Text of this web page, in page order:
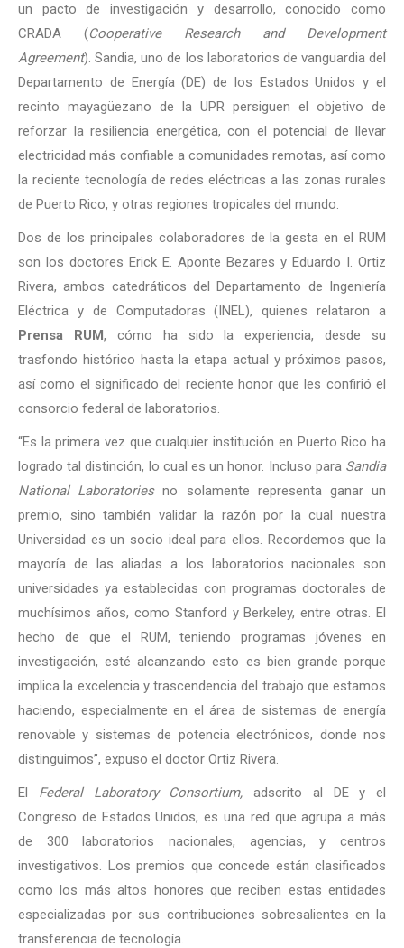
un pacto de investigación y desarrollo, conocido como
CRADA (Cooperative Research and Development
Agreement). Sandia, uno de los laboratorios de vanguardia del
Departamento de Energía (DE) de los Estados Unidos y el
recinto mayagüezano de la UPR persiguen el objetivo de
reforzar la resiliencia energética, con el potencial de llevar
electricidad más confiable a comunidades remotas, así como
la reciente tecnología de redes eléctricas a las zonas rurales
de Puerto Rico, y otras regiones tropicales del mundo.
Dos de los principales colaboradores de la gesta en el RUM
son los doctores Erick E. Aponte Bezares y Eduardo I. Ortiz
Rivera, ambos catedráticos del Departamento de Ingeniería
Eléctrica y de Computadoras (INEL), quienes relataron a
Prensa RUM, cómo ha sido la experiencia, desde su
trasfondo histórico hasta la etapa actual y próximos pasos,
así como el significado del reciente honor que les confirió el
consorcio federal de laboratorios.
“Es la primera vez que cualquier institución en Puerto Rico ha
logrado tal distinción, lo cual es un honor. Incluso para Sandia
National Laboratoriesno solamente representa ganar un
premio, sino también validar la razón por la cual nuestra
Universidad es un socio ideal para ellos. Recordemos que la
mayoría de las aliadas a los laboratorios nacionales son
universidades ya establecidas con programas doctorales de
muchísimos años, como Stanford y Berkeley, entre otras. El
hecho de que el RUM, teniendo programas jóvenes en
investigación, esté alcanzando esto es bien grande porque
implica la excelencia y trascendencia del trabajo que estamos
haciendo, especialmente en el área de sistemas de energía
renovable y sistemas de potencia electrónicos, donde nos
distinguimos”, expuso el doctor Ortiz Rivera.
El Federal Laboratory Consortium, adscrito al DE y el
Congreso de Estados Unidos, es una red que agrupa a más
de 300 laboratorios nacionales, agencias, y centros
investigativos. Los premios que concede están clasificados
como los más altos honores que reciben estas entidades
especializadas por sus contribuciones sobresalientes en la
transferencia de tecnología.